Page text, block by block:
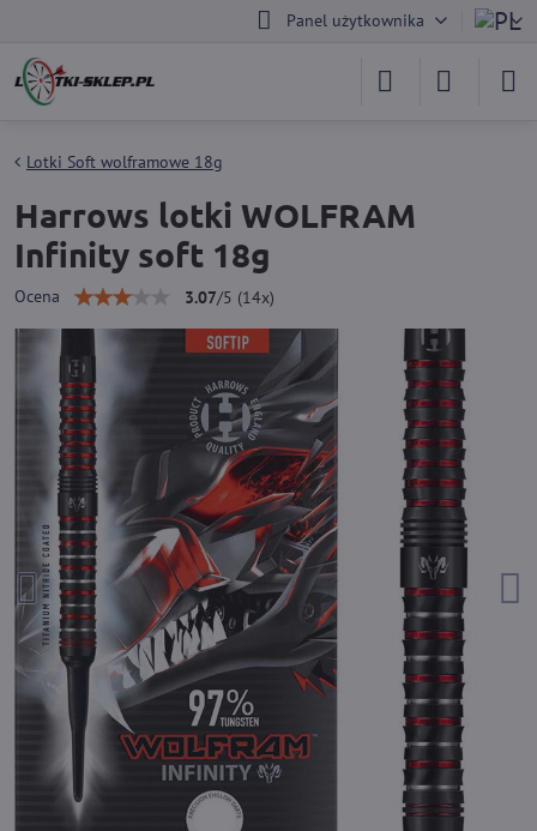
Panel użytkownika
Lotki Soft wolframowe 18g
Harrows lotki WOLFRAM
Infinity soft 18g
Ocena 3.07/5 (14x)